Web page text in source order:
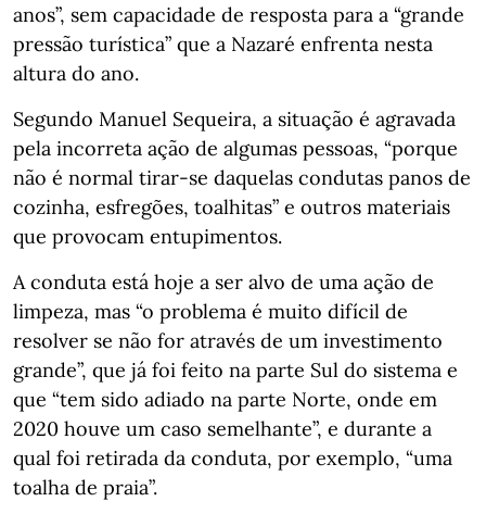
anos”, sem capacidade de resposta para a “grande
pressão turística” que a Nazaré enfrenta nesta
altura do ano.
Segundo Manuel Sequeira, a situação é agravada
pela incorreta ação de algumas pessoas, “porque
não é normal tirar-se daquelas condutas panos de
cozinha, esfregões, toalhitas” e outros materiais
que provocam entupimentos.
A conduta está hoje a ser alvo de uma ação de
limpeza, mas “o problema é muito difícil de
resolver se não for através de um investimento
grande”, que já foi feito na parte Sul do sistema e
que “tem sido adiado na parte Norte, onde em
2020 houve um caso semelhante”, e durante a
qual foi retirada da conduta, por exemplo, “uma
toalha de praia”.